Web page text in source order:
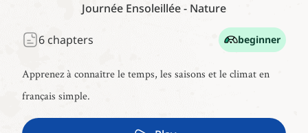
Journée Ensoleillée- Nature
6 chapters beginner
Apprenez à connaître le temps, les saisons et le climat en
français simple.